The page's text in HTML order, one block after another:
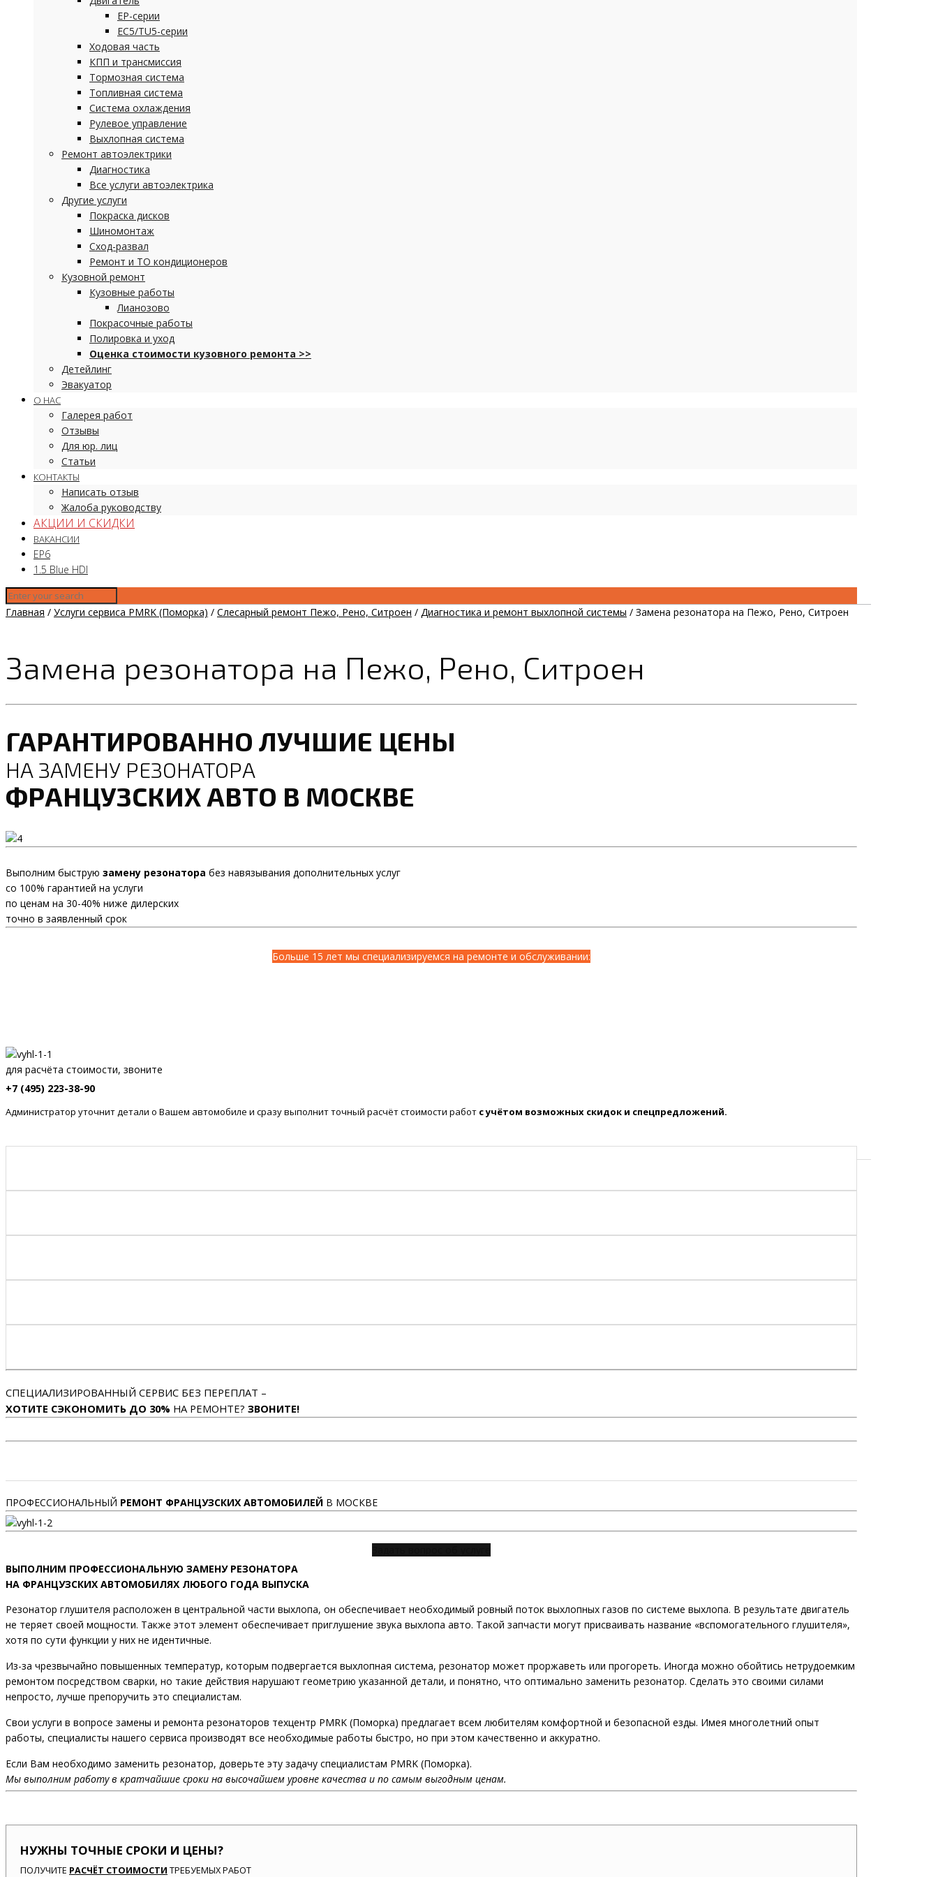
EP-серии
EC5/TU5-серии
Ходовая часть
КПП и трансмиссия
Тормозная система
Топливная система
Система охлаждения
Рулевое управление
Выхлопная система
Ремонт автоэлектрики
Диагностика
Все услуги автоэлектрика
Другие услуги
Покраска дисков
Шиномонтаж
Сход-развал
Ремонт и ТО кондиционеров
Кузовной ремонт
Кузовные работы
Лианозово
Покрасочные работы
Полировка и уход
Оценка стоимости кузовного ремонта >>
Детейлинг
Эвакуатор
О НАС
Галерея работ
Отзывы
Для юр. лиц
Статьи
КОНТАКТЫ
Написать отзыв
Жалоба руководству
АКЦИИ И СКИДКИ
ВАКАНСИИ
EP6
1.5 Blue HDI
Главная / Услуги сервиса PMRK (Поморка) / Слесарный ремонт Пежо, Рено, Ситроен / Диагностика и ремонт выхлопной системы / Замена резонатора на Пежо, Рено, Ситроен
Замена резонатора на Пежо, Рено, Ситроен
ГАРАНТИРОВАННО ЛУЧШИЕ ЦЕНЫ
НА ЗАМЕНУ РЕЗОНАТОРА
ФРАНЦУЗСКИХ АВТО В МОСКВЕ
Выполним быструю замену резонатора без навязывания дополнительных услуг
со 100% гарантией на услуги
по ценам на 30-40% ниже дилерских
точно в заявленный срок
Больше 15 лет мы специализируемся на ремонте и обслуживании:
для расчёта стоимости, звоните
+7 (495) 223-38-90
Администратор уточнит детали о Вашем автомобиле и сразу выполнит точный расчёт стоимости работ с учётом возможных скидок и спецпредложений.
СПЕЦИАЛИЗИРОВАННЫЙ СЕРВИС БЕЗ ПЕРЕПЛАТ –
ХОТИТЕ СЭКОНОМИТЬ ДО 30% НА РЕМОНТЕ? ЗВОНИТЕ!
ПРОФЕССИОНАЛЬНЫЙ РЕМОНТ ФРАНЦУЗСКИХ АВТОМОБИЛЕЙ В МОСКВЕ
ВЫПОЛНИМ ПРОФЕССИОНАЛЬНУЮ ЗАМЕНУ РЕЗОНАТОРА
НА ФРАНЦУЗСКИХ АВТОМОБИЛЯХ ЛЮБОГО ГОДА ВЫПУСКА
Резонатор глушителя расположен в центральной части выхлопа, он обеспечивает необходимый ровный поток выхлопных газов по системе выхлопа. В результате двигатель
не теряет своей мощности. Также этот элемент обеспечивает приглушение звука выхлопа авто. Такой запчасти могут присваивать название «вспомогательного глушителя»,
хотя по сути функции у них не идентичные.
Из-за чрезвычайно повышенных температур, которым подвергается выхлопная система, резонатор может проржаветь или прогореть. Иногда можно обойтись нетрудоемким
ремонтом посредством сварки, но такие действия нарушают геометрию указанной детали, и понятно, что оптимально заменить резонатор. Сделать это своими силами
непросто, лучше препоручить это специалистам.
Свои услуги в вопросе замены и ремонта резонаторов техцентр PMRK (Поморка) предлагает всем любителям комфортной и безопасной езды. Имея многолетний опыт
работы, специалисты нашего сервиса производят все необходимые работы быстро, но при этом качественно и аккуратно.
Если Вам необходимо заменить резонатор, доверьте эту задачу специалистам PMRK (Поморка).
Мы выполним работу в кратчайшие сроки на высочайшем уровне качества и по самым выгодным ценам.
НУЖНЫ ТОЧНЫЕ СРОКИ И ЦЕНЫ?
ПОЛУЧИТЕ РАСЧЁТ СТОИМОСТИ ТРЕБУЕМЫХ РАБОТ